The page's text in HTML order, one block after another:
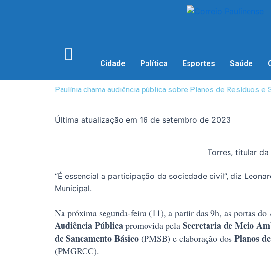
Cidade Política Esportes Saúde
Paulínia chama audiência pública sobre Planos de Resíduos e
Última atualização em 16 de setembro de 2023
Torres, titular da
“É essencial a participação da sociedade civil”, diz
Municipal.
Na próxima segunda-feira (11), a partir das 9h, as portas do
Audiência Pública promovida pela Secretaria de Meio
de Saneamento Básico (PMSB) e elaboração dos Planos
(PMGRCC).